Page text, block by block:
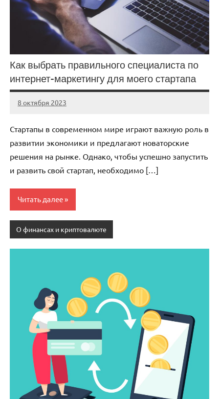
Как выбрать правильного специалиста по
интернет-маркетингу для моего стартапа
8 октября 2023
Avtor
Нет
Стартапы в современном мире играют важную роль в
развитии экономики и предлагают новаторские
решения на рынке. Однако, чтобы успешно запустить
и развить свой стартап, необходимо […]
Читать далее
О финансах и криптовалюте